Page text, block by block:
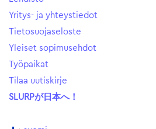
Yritys- ja yhteystiedot
Tietosuojaseloste
Yleiset sopimusehdot
Työpaikat
Tilaa uutiskirje
SLURPが日本へ！